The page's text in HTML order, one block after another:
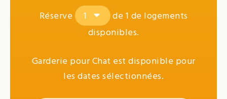
Réserve de1 de logements
disponibles.
Garderie pour Chat est disponible pour
les dates sélectionnées.